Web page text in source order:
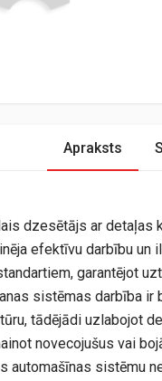
Apraksts
dzesētājs ar
efektīvu darbību
garantējot
sistēmas darbība ir
tādējādi uzlabojot
novecojušus vai
automašīnas sistēmu